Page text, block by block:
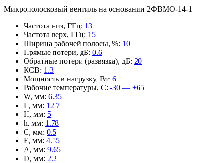
Микрополосковый вентиль на основании 2ФВМO-14-1
Частота низ, ГГц: 13
Частота верх, ГГц: 15
Ширина рабочей полосы, %: 10
Прямые потери, дБ: 0.6
Обратные потери (развязка), дБ: 20
КСВ: 1.3
Мощность в нагрузку, Вт: 6
Рабочие температуры, С: -30 — +65
W, мм: 6.35
L, мм: 12.7
H, мм: 5
h, мм: 1.78
C, мм: 0.5
E, мм: 4.55
A, мм: 9.65
D, мм: 2.2